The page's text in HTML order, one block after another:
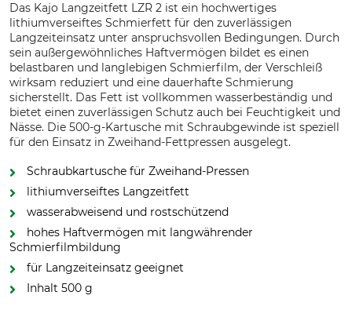
Das Kajo Langzeitfett LZR 2 ist ein hochwertiges
lithiumverseiftes Schmierfett für den zuverlässigen
Langzeiteinsatz unter anspruchsvollen Bedingungen. Durch
sein außergewöhnliches Haftvermögen bildet es einen
belastbaren und langlebigen Schmierfilm, der Verschleiß
wirksam reduziert und eine dauerhafte Schmierung
sicherstellt. Das Fett ist vollkommen wasserbeständig und
bietet einen zuverlässigen Schutz auch bei Feuchtigkeit und
Nässe. Die 500-g-Kartusche mit Schraubgewinde ist speziell
für den Einsatz in Zweihand-Fettpressen ausgelegt.
Schraubkartusche für Zweihand-Pressen
lithiumverseiftes Langzeitfett
wasserabweisend und rostschützend
hohes Haftvermögen mit langwährender
Schmierfilmbildung
für Langzeiteinsatz geeignet
Inhalt 500 g